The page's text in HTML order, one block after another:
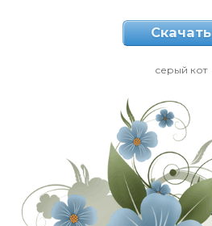
Скачать
серый кот